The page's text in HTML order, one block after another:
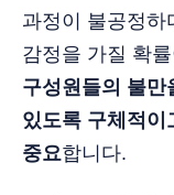
과정이 불공정하
감정을 가질 확
구성원들의 불만
있도록 구체적이
중요합니다.